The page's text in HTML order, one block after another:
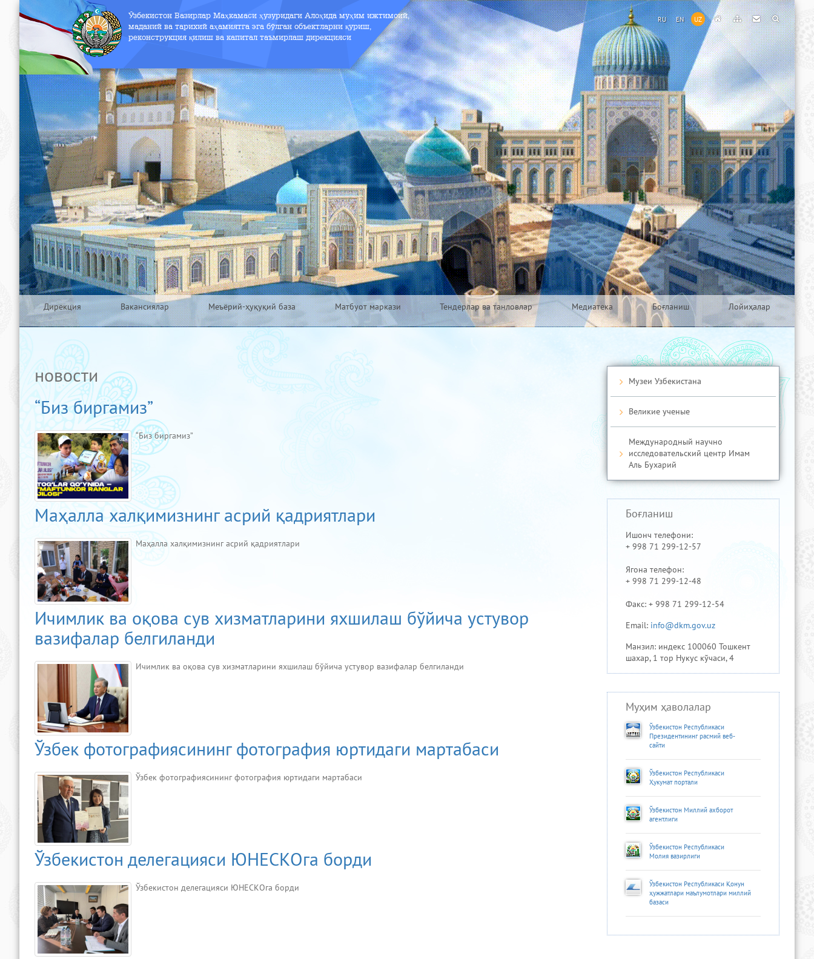
RU EN UZ
Ўзбекистон Вазирлар Маҳкамаси ҳузуридаги Алоҳида муҳим ижтимоий,
маданий ва тарихий аҳамиятга эга бўлган объектларни қуриш,
реконструкция қилиш ва капитал таъмирлаш дирекцияси
Дирекция Вакансиялар Меъёрий-ҳуқуқий база Матбуот маркази Тендерлар ва танловлар Медиатека Боғланиш Лойиҳалар
новости
“Биз биргамиз”
“Биз биргамиз”
Маҳалла халқимизнинг асрий қадриятлари
Маҳалла халқимизнинг асрий қадриятлари
Ичимлик ва оқова сув хизматларини яхшилаш бўйича устувор
вазифалар белгиланди
Ичимлик ва оқова сув хизматларини яхшилаш бўйича устувор вазифалар белгиланди
Ўзбек фотографиясининг фотография юртидаги мартабаси
Ўзбек фотографиясининг фотография юртидаги мартабаси
Ўзбекистон делегацияси ЮНЕСКОга борди
Ўзбекистон делегацияси ЮНЕСКОга борди
Музеи Узбекистана
Великие ученые
Международный научно
исследовательский центр Имам
Аль Бухарий
Боғланиш
Ишонч телефони:
+ 998 71 299-12-57
Ягона телефон:
+ 998 71 299-12-48
Факс: + 998 71 299-12-54
Email: info@dkm.gov.uz
Манзил: индекс 100060 Тошкент
шахар, 1 тор Нукус кўчаси, 4
Муҳим ҳаволалар
Ўзбекистон Республикаси
Президентининг расмий веб-
сайти
Ўзбекистон Республикаси
Ҳукумат портали
Ўзбекистон Миллий ахборот
агентлиги
Ўзбекистон Республикаси
Молия вазирлиги
Ўзбекистон Республикаси Қонун
ҳужжатлари маълумотлари миллий
базаси